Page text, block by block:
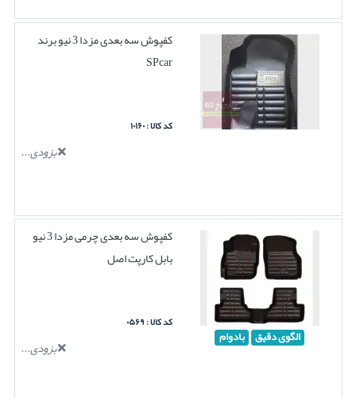
کفپوش سه بعدی مزدا 3 نیو برند
SPcar
کد کالا : ۱۰۱۶۰
بزودی...
الگوی دقیق بادوام
کفپوش سه بعدی چرمی مزدا 3 نیو
بابل کارپت اصل
کد کالا : ۰۵۶۹
بزودی...